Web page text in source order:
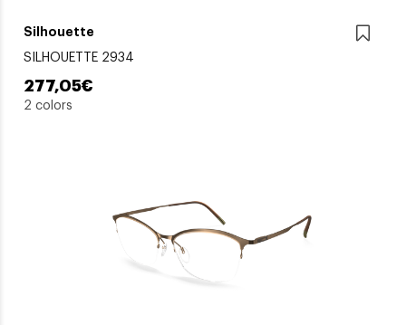
Silhouette
SILHOUETTE 2934
277,05€
2 colors